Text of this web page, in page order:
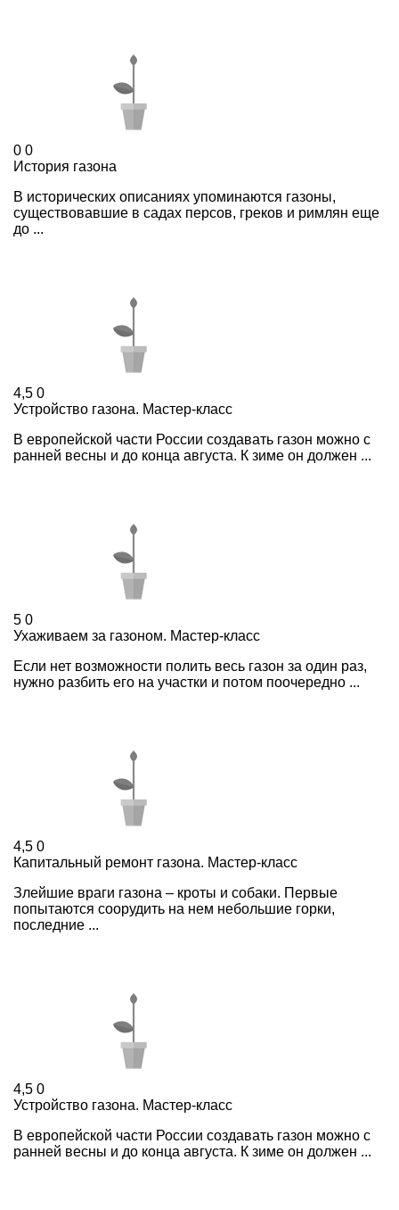
0 0
История газона
В исторических описаниях упоминаются газоны,
существовавшие в садах персов, греков и римлян еще
до ...
4,5 0
Устройство газона. Мастер-класс
В европейской части России создавать газон можно с
ранней весны и до конца августа. К зиме он должен ...
5 0
Ухаживаем за газоном. Мастер-класс
Если нет возможности полить весь газон за один раз,
нужно разбить его на участки и потом поочередно ...
4,5 0
Капитальный ремонт газона. Мастер-класс
Злейшие враги газона – кроты и собаки. Первые
попытаются соорудить на нем небольшие горки,
последние ...
4,5 0
Устройство газона. Мастер-класс
В европейской части России создавать газон можно с
ранней весны и до конца августа. К зиме он должен ...